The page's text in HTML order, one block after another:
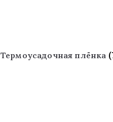
Термоусадочная плёнка